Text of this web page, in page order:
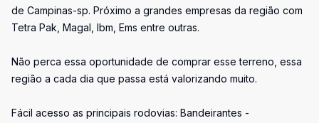
de Campinas-sp. Próximo a grandes empresas da região com
Tetra Pak, Magal, Ibm, Ems entre outras.
Não perca essa oportunidade de comprar esse terreno, essa
região a cada dia que passa está valorizando muito.
Fácil acesso as principais rodovias: Bandeirantes -